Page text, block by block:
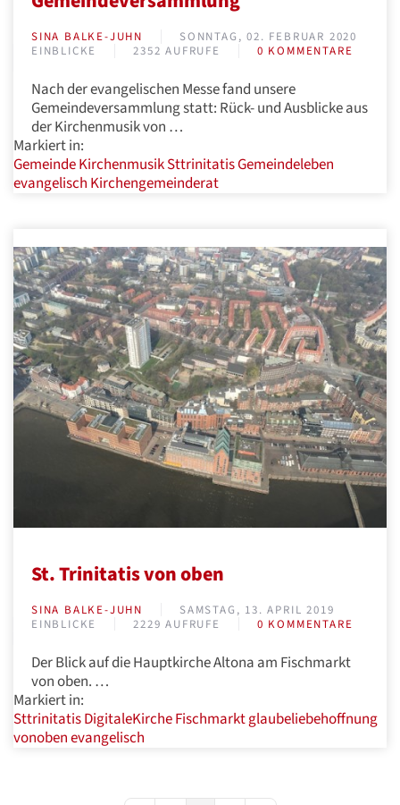
SINA BALKE-JUHN
SONNTAG, 02. FEBRUAR 2020
EINBLICKE
2352 AUFRUFE 0 KOMMENTARE
Nach der evangelischen Messe fand unsere
Gemeindeversammlung statt: Rück- und Ausblicke aus
der Kirchenmusik von …
Markiert in:
GemeindeKirchenmusikSttrinitatisGemeindeleben
evangelisch Kirchengemeinderat
St. Trinitatis von oben
SINA BALKE-JUHN
SAMSTAG, 13. APRIL 2019
EINBLICKE
2229 AUFRUFE 0 KOMMENTARE
Der Blick auf die Hauptkirche Altona am Fischmarkt
von oben. …
Markiert in:
SttrinitatisDigitaleKircheFischmarktglaubeliebehoffnung
vonobenevangelisch